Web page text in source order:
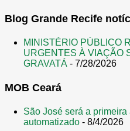
Blog Grande Recife
MINISTÉRIO PÚBLICO
URGENTES À VIAÇÃO
GRAVATÁ - 7/28/2026
MOB Ceará
São José será a primeira
automatizado - 8/4/2026